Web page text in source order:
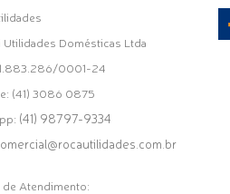
Utilidades Domésticas Ltda
0001-24
(41) 3086 0875
(41) 98797-9334
Atendimento: